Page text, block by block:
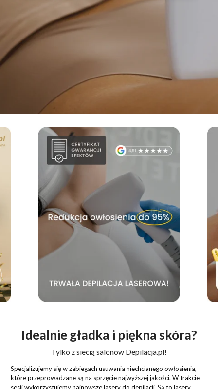
Idealnie gładka i piękna skóra?
Tylko z siecią salonów Depilacja.pl!
Specjalizujemy się w zabiegach usuwania niechcianego owłosienia,
które przeprowadzane są na sprzęcie najwyższej jakości. W trakcie
sesji wykorzystujemy najnowsze lasery do depilacji. Są to lasery